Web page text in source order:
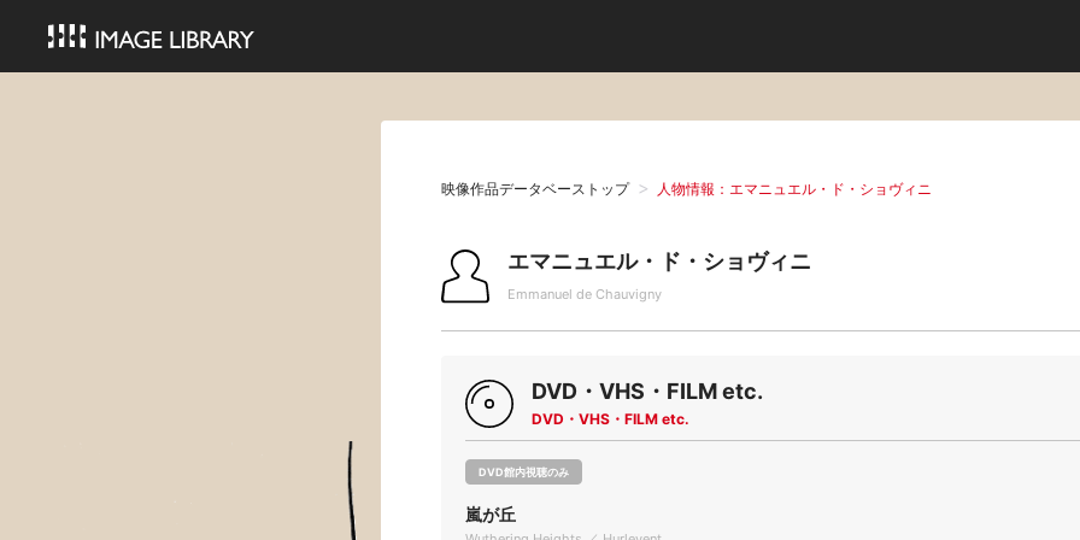
映像作品データベーストップ 人物情報：エマニュエル・ド・ショヴィニ
エマニュエル・ド・ショヴィニ
Emmanuel de Chauvigny
DVD・VHS・FILM etc.
DVD・VHS・FILM etc.
DVD館内視聴のみ
嵐が丘